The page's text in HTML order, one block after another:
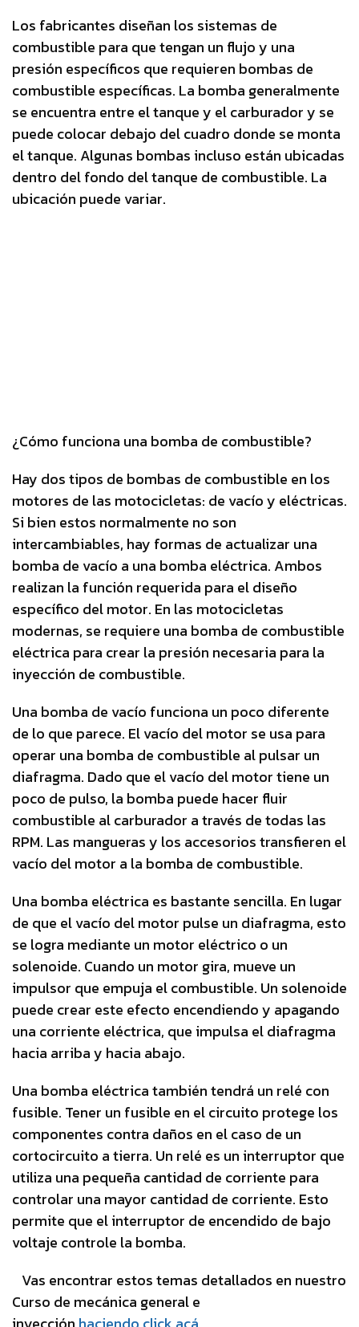
Los fabricantes diseñan los sistemas de
combustible para que tengan un flujo y una
presión específicos que requieren bombas de
combustible específicas. La bomba generalmente
se encuentra entre el tanque y el carburador y se
puede colocar debajo del cuadro donde se monta
el tanque. Algunas bombas incluso están ubicadas
dentro del fondo del tanque de combustible. La
ubicación puede variar.
¿Cómo funciona una bomba de combustible?
Hay dos tipos de bombas de combustible en los
motores de las motocicletas: de vacío y eléctricas.
Si bien estos normalmente no son
intercambiables, hay formas de actualizar una
bomba de vacío a una bomba eléctrica. Ambos
realizan la función requerida para el diseño
específico del motor. En las motocicletas
modernas, se requiere una bomba de combustible
eléctrica para crear la presión necesaria para la
inyección de combustible.
Una bomba de vacío funciona un poco diferente
de lo que parece. El vacío del motor se usa para
operar una bomba de combustible al pulsar un
diafragma. Dado que el vacío del motor tiene un
poco de pulso, la bomba puede hacer fluir
combustible al carburador a través de todas las
RPM. Las mangueras y los accesorios transfieren el
vacío del motor a la bomba de combustible.
Una bomba eléctrica es bastante sencilla. En lugar
de que el vacío del motor pulse un diafragma, esto
se logra mediante un motor eléctrico o un
solenoide. Cuando un motor gira, mueve un
impulsor que empuja el combustible. Un solenoide
puede crear este efecto encendiendo y apagando
una corriente eléctrica, que impulsa el diafragma
hacia arriba y hacia abajo.
Una bomba eléctrica también tendrá un relé con
fusible. Tener un fusible en el circuito protege los
componentes contra daños en el caso de un
cortocircuito a tierra. Un relé es un interruptor que
utiliza una pequeña cantidad de corriente para
controlar una mayor cantidad de corriente. Esto
permite que el interruptor de encendido de bajo
voltaje controle la bomba.
​Vas encontrar estos temas detallados en nuestro
Curso de mecánica general e